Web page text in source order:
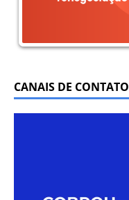
CANAIS DE CONTATO